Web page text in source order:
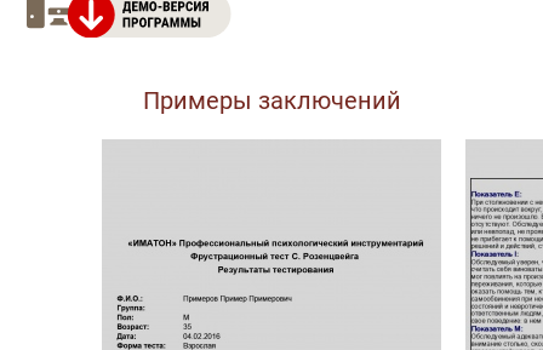
Примеры заключений